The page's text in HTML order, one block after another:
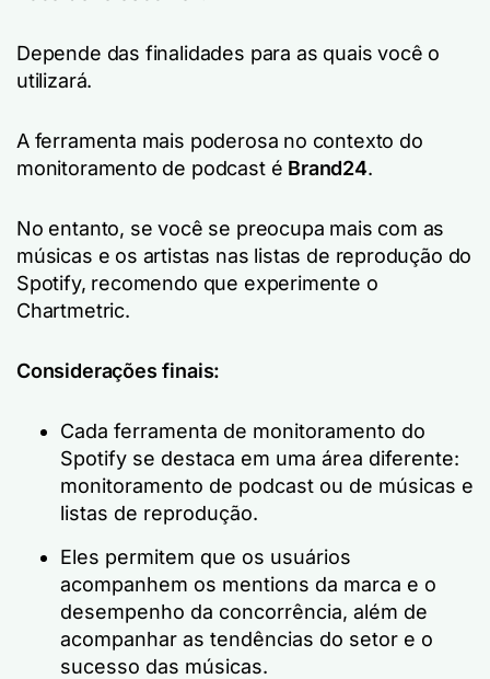
Depende das finalidades para as quais você o
utilizará.
A ferramenta mais poderosa no contexto do
monitoramento de podcast é Brand24.
No entanto, se você se preocupa mais com as
músicas e os artistas nas listas de reprodução do
Spotify, recomendo que experimente o
Chartmetric.
Considerações finais:
Cada ferramenta de monitoramento do
Spotify se destaca em uma área diferente:
monitoramento de podcast ou de músicas e
listas de reprodução.
Eles permitem que os usuários
acompanhem os mentions da marca e o
desempenho da concorrência, além de
acompanhar as tendências do setor e o
sucesso das músicas.